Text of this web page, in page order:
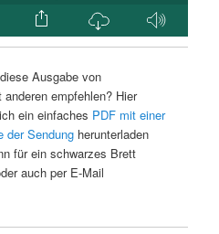
Ausgabe von
anderen empfehlen? Hier
ein einfaches PDF mit einer
der Sendungherunterladen
für ein schwarzes Brett
auch per E-Mail